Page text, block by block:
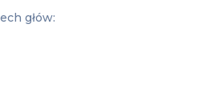
głów: